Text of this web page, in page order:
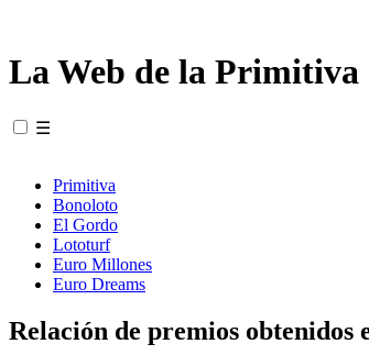
La Web de la Primitiva
☰
Primitiva
Bonoloto
El Gordo
Lototurf
Euro Millones
Euro Dreams
Relación de premios